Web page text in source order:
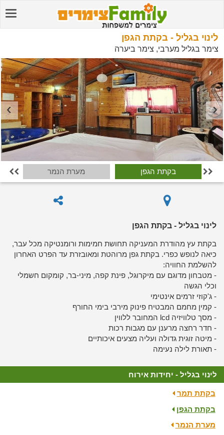
לינוי בגליל - בקתת הגפן
צימר בגליל מערבי, צימר ביערה
בקתת הגפן מערת הנמר 

לינוי בגליל - בקתת הגפן
בקתת עץ מהודרת המעניקה תחושת חמימות ורומנטיקה מכל עבר,
כיאה לנופש כפרי. בקתת גפן מרוהטת ומאובזרת עד הפרט האחרון
להשלמת החוויה:
- מטבחון מדוגם עם מיקרוגל, פינת קפה, מיני-בר, קומקום חשמלי
וכלי הגשה
- ג'קוזי זרמים אינטימי
- קמין מחמם המבטיח פינוק מירבי בימי החורף
- מסך טלוויזיה lcd המחובר ללווין
- חדר רחצה מרענן עם מגבות רכות
- מיטה זוגית גדולה ועליה מצעים איכותיים
- תאורת לילה נעימה
לינוי בגליל - יחידות אירוח
בקתת תמר
בקתת הגפן
מערת הנמר